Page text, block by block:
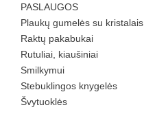
PASLAUGOS
Plaukų gumelės su kristalais
Raktų pakabukai
Rutuliai, kiaušiniai
Smilkymui
Stebuklingos knygelės
Švytuoklės